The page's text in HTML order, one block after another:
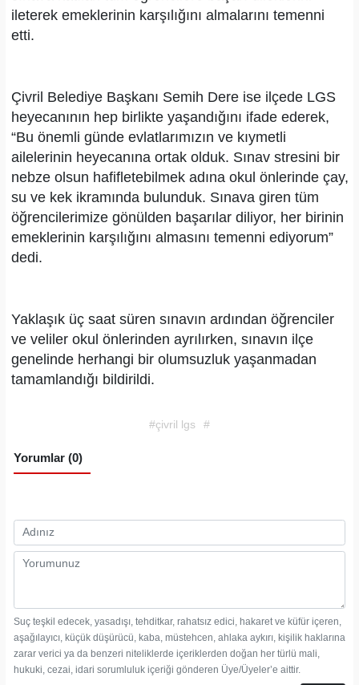
ileterek emeklerinin karşılığını almalarını temenni
etti.
Çivril Belediye Başkanı Semih Dere ise ilçede LGS
heyecanının hep birlikte yaşandığını ifade ederek,
“Bu önemli günde evlatlarımızın ve kıymetli
ailelerinin heyecanına ortak olduk. Sınav stresini bir
nebze olsun hafifletebilmek adına okul önlerinde çay,
su ve kek ikramında bulunduk. Sınava giren tüm
öğrencilerimize gönülden başarılar diliyor, her birinin
emeklerinin karşılığını almasını temenni ediyorum”
dedi.
Yaklaşık üç saat süren sınavın ardından öğrenciler
ve veliler okul önlerinden ayrılırken, sınavın ilçe
genelinde herhangi bir olumsuzluk yaşanmadan
tamamlandığı bildirildi.
#çivril lgs #
Yorumlar (0)
Suç teşkil edecek, yasadışı, tehditkar, rahatsız edici, hakaret ve küfür içeren,
aşağılayıcı, küçük düşürücü, kaba, müstehcen, ahlaka aykırı, kişilik haklarına
zarar verici ya da benzeri niteliklerde içeriklerden doğan her türlü mali,
hukuki, cezai, idari sorumluluk içeriği gönderen Üye/Üyeler’e aittir.